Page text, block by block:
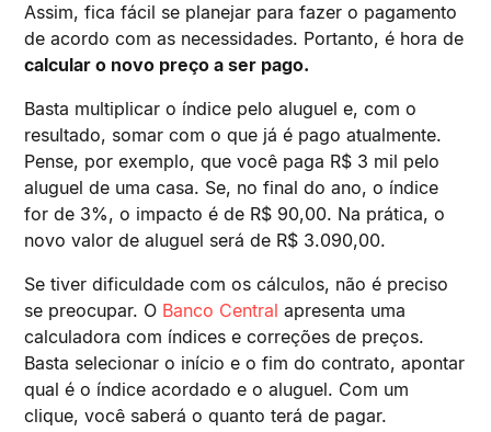
Assim, fica fácil se planejar para fazer o pagamento
de acordo com as necessidades. Portanto, é hora de
calcular o novo preço a ser pago.
Basta multiplicar o índice pelo aluguel e, com o
resultado, somar com o que já é pago atualmente.
Pense, por exemplo, que você paga R$ 3 mil pelo
aluguel de uma casa. Se, no final do ano, o índice
for de 3%, o impacto é de R$ 90,00. Na prática, o
novo valor de aluguel será de R$ 3.090,00.
Se tiver dificuldade com os cálculos, não é preciso
se preocupar. O Banco Central apresenta uma
calculadora com índices e correções de preços.
Basta selecionar o início e o fim do contrato, apontar
qual é o índice acordado e o aluguel. Com um
clique, você saberá o quanto terá de pagar.